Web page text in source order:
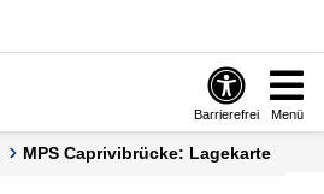
Barrierefrei Menü
MPS Caprivibrücke: Lagekarte